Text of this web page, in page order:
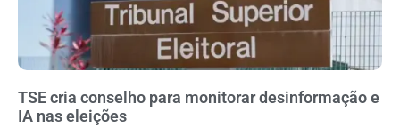
TSE cria conselho para monitorar desinformação e
IA nas eleições